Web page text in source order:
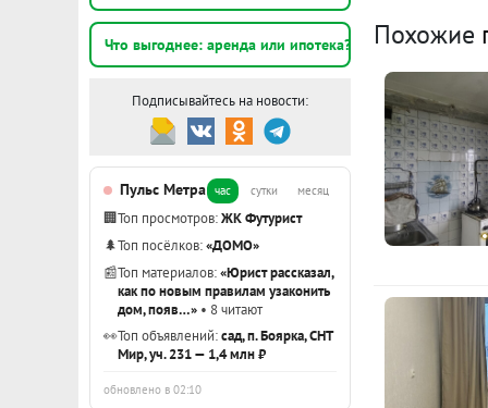
Что выгоднее: аренда или ипотека?
Подписывайтесь на новости:
Пульс Метра час сутки месяц
🏢Топ просмотров:ЖК Футурист
🌲Топ посёлков:«ДОМО»
📰Топ материалов:«Юрист рассказал,
как по новым правилам узаконить
дом, появ…» • 8 читают
👀Топ объявлений:сад, п. Боярка, СНТ
Мир, уч. 231 — 1,4 млн ₽
обновлено в 02:10
Помогу с
Наши
партнерах
объекту в
Похожие